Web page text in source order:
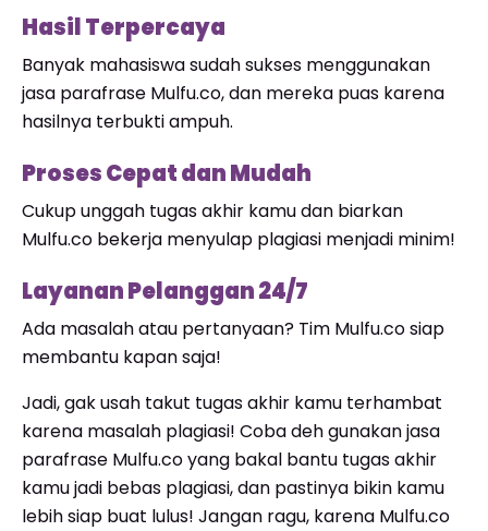
Hasil Terpercaya
Banyak mahasiswa sudah sukses menggunakan
jasa parafrase Mulfu.co, dan mereka puas karena
hasilnya terbukti ampuh.
Proses Cepat dan Mudah
Cukup unggah tugas akhir kamu dan biarkan
Mulfu.co bekerja menyulap plagiasi menjadi minim!
Layanan Pelanggan 24/7
Ada masalah atau pertanyaan? Tim Mulfu.co siap
membantu kapan saja!
Jadi, gak usah takut tugas akhir kamu terhambat
karena masalah plagiasi! Coba deh gunakan jasa
parafrase Mulfu.co yang bakal bantu tugas akhir
kamu jadi bebas plagiasi, dan pastinya bikin kamu
lebih siap buat lulus! Jangan ragu, karena Mulfu.co